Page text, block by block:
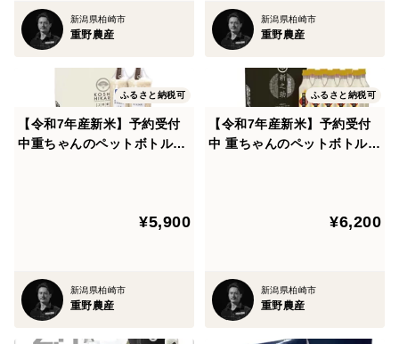
新潟県柏崎市
重野農産
新潟県柏崎市
重野農産
ふるさと納税可
【令和7年産新米】予約受付
中重ちゃんのペットボトル米
¥5,900
新潟県柏崎市
重野農産
ふるさと納税可
【令和7年産新米】予約受付
中 重ちゃんのペットボトル米
¥6,200
新潟県柏崎市
重野農産